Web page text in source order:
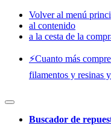
Volver al menú
al contenido
a la cesta de la
⚡️Cuanto más
filamentos y resinas
Buscador de